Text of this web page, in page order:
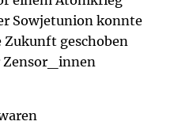
Sowjetunion konnte
geschoben
Zensor_innen